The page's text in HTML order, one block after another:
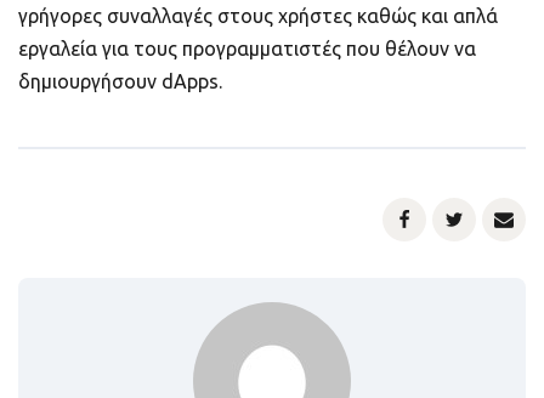
γρήγορες συναλλαγές στους χρήστες καθώς και απλά
εργαλεία για τους προγραμματιστές που θέλουν να
δημιουργήσουν dApps.